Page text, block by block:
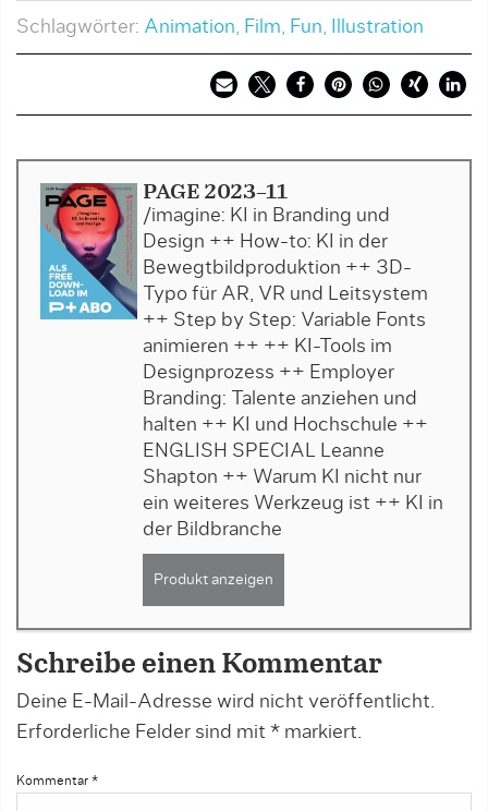
Schlagwörter: Animation, Film, Fun, Illustration
PAGE 2023-11
/imagine: KI in Branding und
Design ++ How-to: KI in der
Bewegtbildproduktion ++ 3D-
Typo für AR, VR und Leitsystem
++ Step by Step: Variable Fonts
animieren ++ ++ KI-Tools im
Designprozess ++ Employer
Branding: Talente anziehen und
halten ++ KI und Hochschule ++
ENGLISH SPECIAL Leanne
Shapton ++ Warum KI nicht nur
ein weiteres Werkzeug ist ++ KI in
der Bildbranche
Produkt anzeigen
Schreibe einen Kommentar
Deine E-Mail-Adresse wird nicht veröffentlicht.
Erforderliche Felder sind mit * markiert.
Kommentar *